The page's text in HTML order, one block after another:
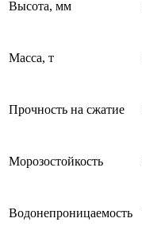
Высота, мм
Масса, т
Прочность на сжатие
Морозостойкость
Водонепроницаемость